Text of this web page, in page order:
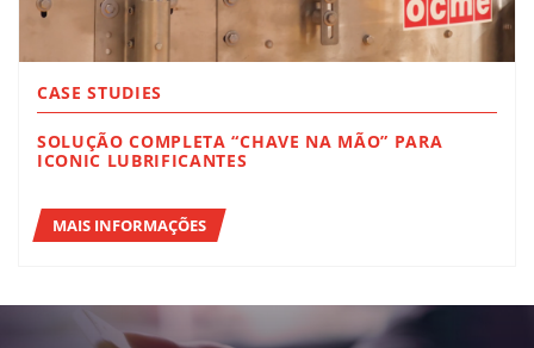
CASE STUDIES
SOLUÇÃO COMPLETA “CHAVE NA MÃO” PARA
ICONIC LUBRIFICANTES
MAIS INFORMAÇÕES